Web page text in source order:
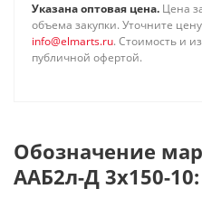
Указана оптовая цена. Цена
объема закупки. Уточните
info@elmarts.ru. Стоимость и
публичной офертой.
Обозначение
ААБ2л-Д 3х150-10: